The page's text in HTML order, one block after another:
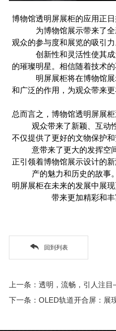
博物馆透明屏展柜的应用正
为博物馆展示带来了
观众的参与度和展览的吸引
创新性和灵活性使其
的璀璨明星。相信随着技术
明屏展柜将在博物馆
和广泛的作用，为观众带来
总而言之，博物馆透明屏展
观众带来了新颖、互动
不仅提供了更好的文物保护
意带来了更大的发挥空
正引领着博物馆展示设计的
产的魅力和历史的故事
明屏展柜在未来的发展中展
带来更加精彩和丰
回到列表
上一条：透明，流畅，引人注
下一条：OLED轨道开合屏：展